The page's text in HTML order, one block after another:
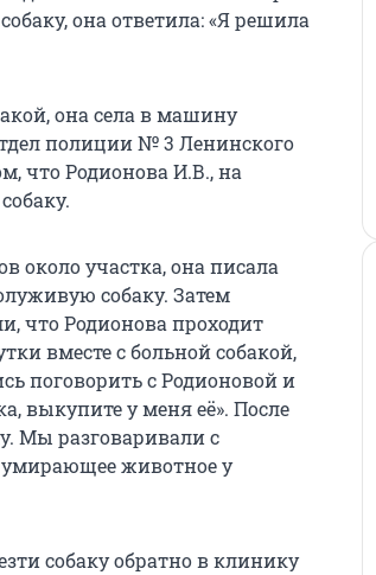
она ответила: «Я решила
она села в машину
полиции № 3 Ленинского
что Родионова И.В., на
около участка, она писала
собаку. Затем
что Родионова проходит
вместе с больной собакой,
поговорить с Родионовой и
выкупите у меня её». После
Мы разговаривали с
умирающее животное у
собаку обратно в клинику